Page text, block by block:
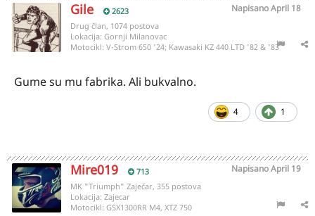
Gile 2623 NapisanoApril 18
Drug član, 1074 postova
Lokacija: Gornji Milanovac
Motocikl: V-Strom 650 '24; Kawasaki KZ 440 LTD '82 & '83
Gume su mu fabrika. Ali bukvalno.
4 1
Mire019 713 NapisanoApril 19
MK "Triumph" Zaječar, 355 postova
Lokacija: Zajecar
Motocikl: GSX1300RR M4, XTZ 750